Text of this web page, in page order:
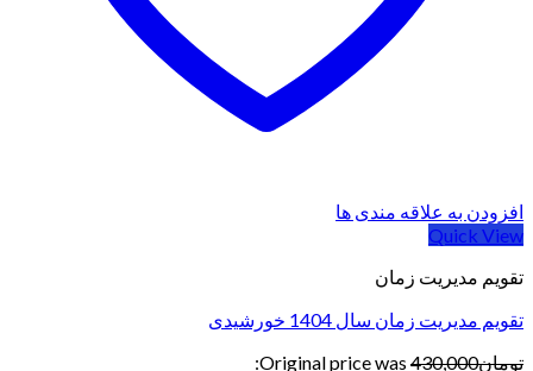
افزودن به علاقه مندی ها
Quick View
تقویم مدیریت زمان
تقویم مدیریت زمان سال 1404 خورشیدی
تومان430,000
Original price was: